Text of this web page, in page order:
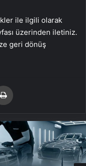
ile ilgili olarak
üzerinden iletiniz.
geri dönüş
paylaş